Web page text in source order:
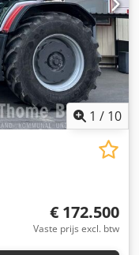
1 / 10
€ 172.500
Vaste prijs excl. btw